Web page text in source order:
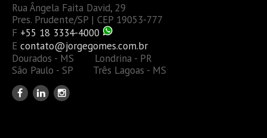
Rua Ângela Faita David, 29
Pres. Prudente/SP | CEP 19053-777
F +55 18 3334-4000
E contato@jorgegomes.com.br
Dourados - MS Londrina - PR
São Paulo - SP Três Lagoas - MS